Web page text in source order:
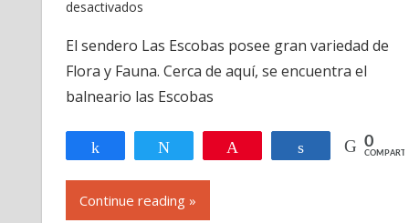
desactivados
Escobas,
Cerro
San
Guatemala
-
Parte
El sendero Las Escobas posee gran variedad de
Flora y Fauna. Cerca de aquí, se encuentra el
balneario las Escobas
Compartir Compartir
0
Continue reading »